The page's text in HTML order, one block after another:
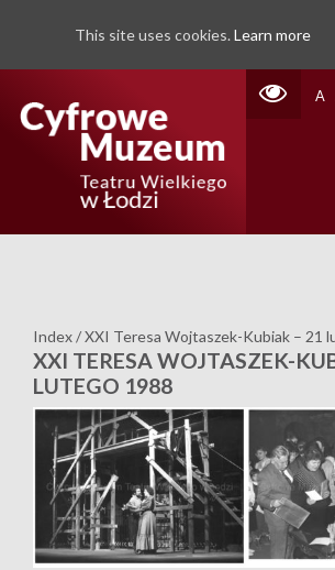
A
Index/XXI Teresa Wojtaszek-Kubiak – 21
XXI TERESA WOJTASZEK-
LUTEGO 1988
This site uses cookies. Learn more